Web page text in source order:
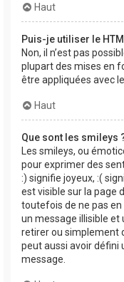
Haut
Puis-je utiliser le
Non, il n’est pas
plupart des mises en
être appliquées avec
Haut
Que sont les smileys
Les smileys, ou
pour exprimer des
:) signifie joyeux, :(
est visible sur la page
toutefois de ne pas
un message illisible et
retirer ou simplement
peut aussi avoir défini
message.